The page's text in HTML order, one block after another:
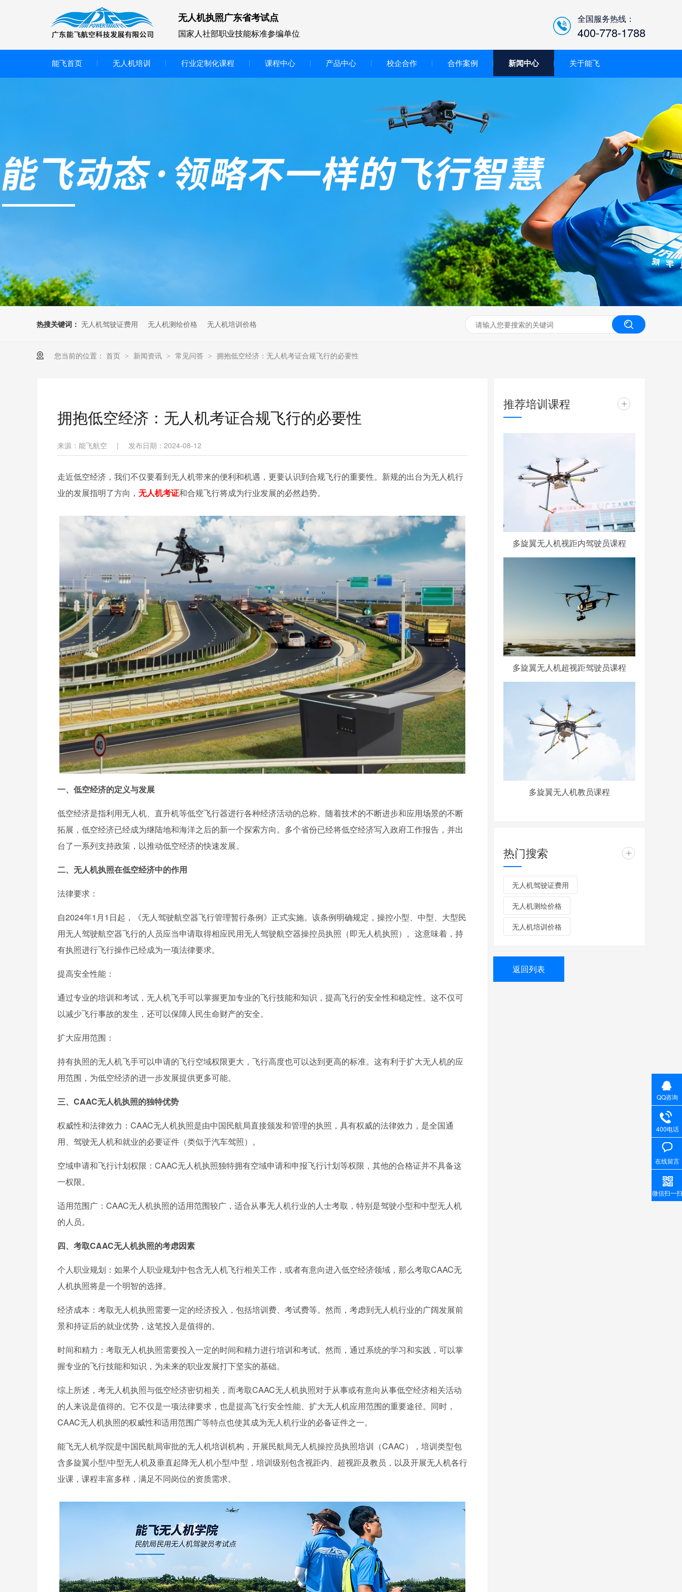
无人机执照广东省考试点
国家人社部职业技能标准参编单位
全国服务热线：
400-778-1788
能飞首页 无人机培训 行业定制化课程 课程中心 产品中心
智慧交互显示大屏
无人机基础飞行模拟仿真教学
装
无人机考培基地工具
无人机考试评测系统
多旋翼无人机组装专用配件套
垂直起降固定翼装调实训教学
无人机套装
无人机工程创新实训
校企合作 合作案例 新闻中心 关于能飞
热搜关键词： 无人机驾驶证费用 无人机测绘价格 无人机培训价格
您当前的位置： 首页 > 新闻资讯 > 常见问答 > 拥抱低空经济：无人机考证合规飞行的必要性
拥抱低空经济：无人机考证合规飞行的必要性
来源：能飞航空 | 发布日期：2024-08-12
走近低空经济，我们不仅要看到无人机带来的便利和机遇，更要认识到合规飞行的重要性。新规的出台为无人机行
业的发展指明了方向， 无人机考证和合规飞行将成为行业发展的必然趋势。
一、低空经济的定义与发展
低空经济是指利用无人机、直升机等低空飞行器进行各种经济活动的总称。随着技术的不断进步和应用场景的不断
拓展，低空经济已经成为继陆地和海洋之后的新一个探索方向。多个省份已经将低空经济写入政府工作报告，并出
台了一系列支持政策，以推动低空经济的快速发展。
二、无人机执照在低空经济中的作用
法律要求：
自2024年1月1日起，《无人驾驶航空器飞行管理暂行条例》正式实施。该条例明确规定，操控小型、中型、大型民
用无人驾驶航空器飞行的人员应当申请取得相应民用无人驾驶航空器操控员执照（即无人机执照）。这意味着，持
有执照进行飞行操作已经成为一项法律要求。
提高安全性能：
通过专业的培训和考试，无人机飞手可以掌握更加专业的飞行技能和知识，提高飞行的安全性和稳定性。这不仅可
以减少飞行事故的发生，还可以保障人民生命财产的安全。
扩大应用范围：
持有执照的无人机飞手可以申请的飞行空域权限更大，飞行高度也可以达到更高的标准。这有利于扩大无人机的应
用范围，为低空经济的进一步发展提供更多可能。
三、CAAC无人机执照的独特优势
权威性和法律效力：CAAC无人机执照是由中国民航局直接颁发和管理的执照，具有权威的法律效力，是全国通
用、驾驶无人机和就业的必要证件（类似于汽车驾照）。
空域申请和飞行计划权限：CAAC无人机执照独特拥有空域申请和申报飞行计划等权限，其他的合格证并不具备这
一权限。
适用范围广：CAAC无人机执照的适用范围较广，适合从事无人机行业的人士考取，特别是驾驶小型和中型无人机
的人员。
四、考取CAAC无人机执照的考虑因素
个人职业规划：如果个人职业规划中包含无人机飞行相关工作，或者有意向进入低空经济领域，那么考取CAAC无
人机执照将是一个明智的选择。
经济成本：考取无人机执照需要一定的经济投入，包括培训费、考试费等。然而，考虑到无人机行业的广阔发展前
景和持证后的就业优势，这笔投入是值得的。
时间和精力：考取无人机执照需要投入一定的时间和精力进行培训和考试。然而，通过系统的学习和实践，可以掌
握专业的飞行技能和知识，为未来的职业发展打下坚实的基础。
综上所述，考无人机执照与低空经济密切相关，而考取CAAC无人机执照对于从事或有意向从事低空经济相关活动
的人来说是值得的。它不仅是一项法律要求，也是提高飞行安全性能、扩大无人机应用范围的重要途径。同时，
CAAC无人机执照的权威性和适用范围广等特点也使其成为无人机行业的必备证件之一。
能飞无人机学院是中国民航局审批的无人机培训机构，开展民航局无人机操控员执照培训（CAAC），培训类型包
含多旋翼小型/中型无人机及垂直起降无人机小型/中型，培训级别包含视距内、超视距及教员，以及开展无人机各行
业课，课程丰富多样，满足不同岗位的资质需求。
推荐培训课程 +
多旋翼无人机视距内驾驶员课程
多旋翼无人机超视距驾驶员课程
多旋翼无人机教员课程
热门搜索 +
无人机驾驶证费用
无人机测绘价格
无人机培训价格
返回列表
QQ咨询
400电话
在线留言
微信扫一扫